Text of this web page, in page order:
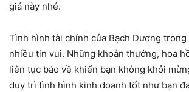
giá này nhé.
Tình hình tài chính của Bạch Dương trong
nhiều tin vui. Những khoản thưởng, hoa
liên tục báo về khiến bạn không khỏi
duy trì tình hình kinh doanh tốt như bạn